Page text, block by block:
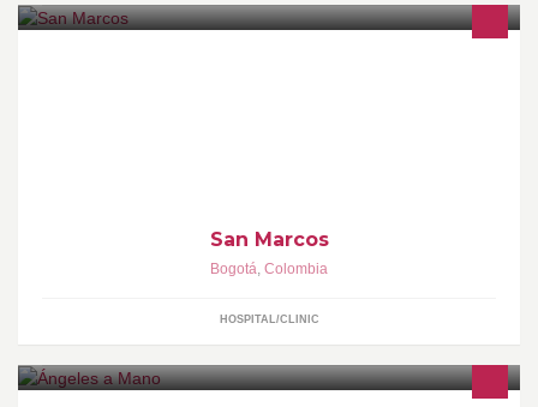
San Marcos
Bogotá, Colombia
HOSPITAL/CLINIC